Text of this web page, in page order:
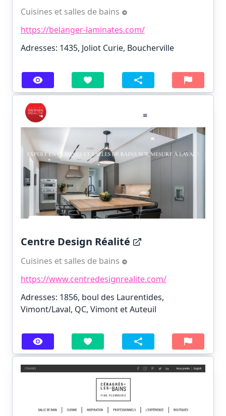
Cuisines et salles de bains
https://belanger-laminates.com/
Adresses: 1435, Joliot Curie, Boucherville
Centre Design Réalité
Cuisines et salles de bains
https://www.centredesignrealite.com/
Adresses: 1856, boul des Laurentides,
Vimont/Laval, QC, Vimont et Auteuil